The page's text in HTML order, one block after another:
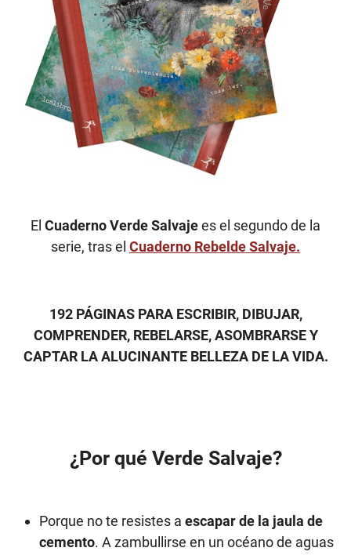
El Cuaderno Verde Salvajees el segundo de la
serie, tras el Cuaderno Rebelde Salvaje.
192 PÁGINAS PARA ESCRIBIR, DIBUJAR,
COMPRENDER, REBELARSE, ASOMBRARSE Y
CAPTAR LA ALUCINANTE BELLEZA DE LA VIDA.
¿Por qué Verde Salvaje?
Porque no te resistes a escapar de la jaula de
cemento. A zambullirse en un océano de aguas